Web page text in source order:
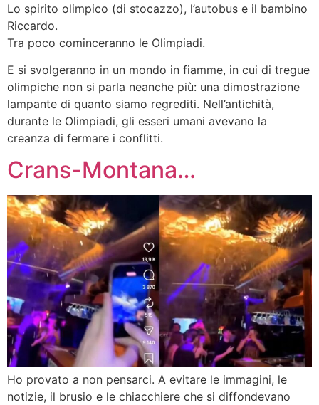
Lo spirito olimpico (di stocazzo), l’autobus e il bambino
Riccardo.
Tra poco cominceranno le Olimpiadi.
E si svolgeranno in un mondo in fiamme, in cui di tregue
olimpiche non si parla neanche più: una dimostrazione
lampante di quanto siamo regrediti. Nell’antichità,
durante le Olimpiadi, gli esseri umani avevano la
creanza di fermare i conflitti.
Crans-Montana…
Ho provato a non pensarci. A evitare le immagini, le
notizie, il brusio e le chiacchiere che si diffondevano